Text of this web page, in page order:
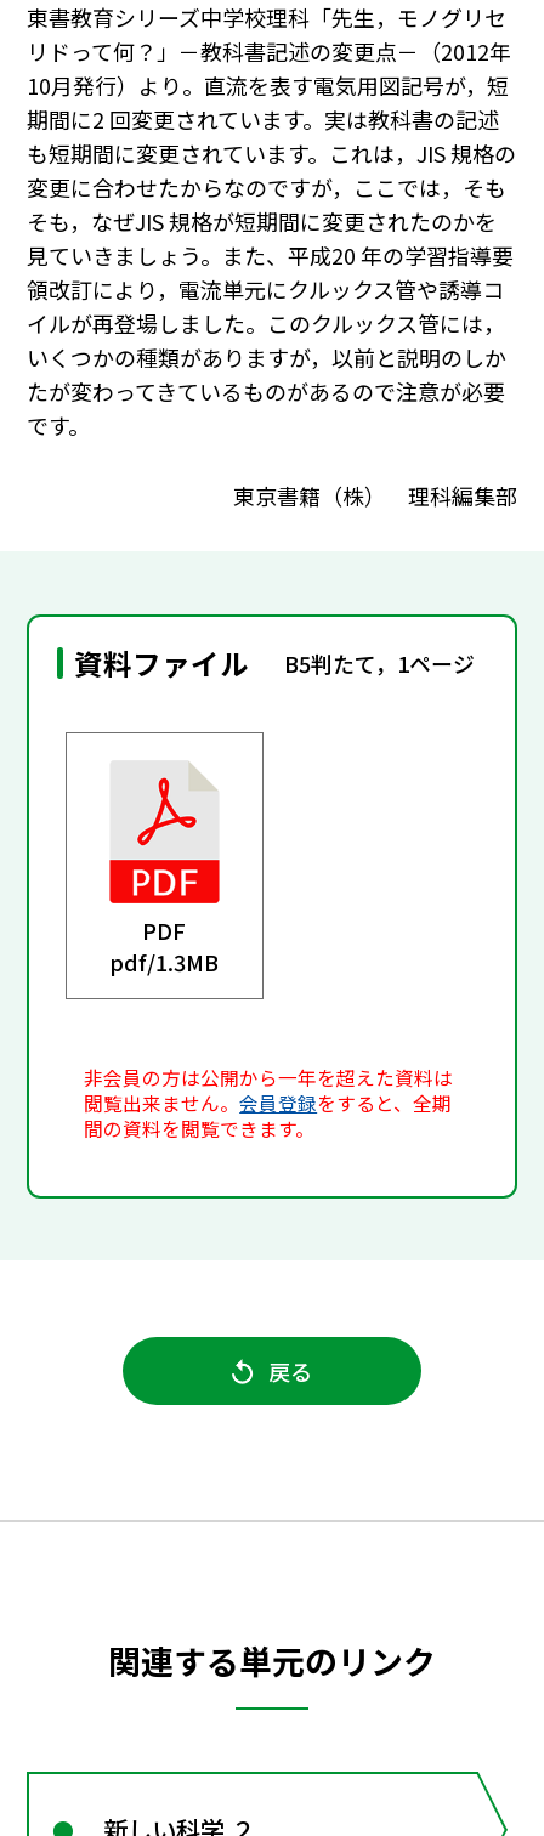
東書教育シリーズ中学校理科「先生，モノグリセ
リドって何？」－教科書記述の変更点－（2012年
10月発行）より。直流を表す電気用図記号が，短
期間に2 回変更されています。実は教科書の記述
も短期間に変更されています。これは，JIS 規格の
変更に合わせたからなのですが，ここでは，そも
そも，なぜJIS 規格が短期間に変更されたのかを
見ていきましょう。また、平成20 年の学習指導要
領改訂により，電流単元にクルックス管や誘導コ
イルが再登場しました。このクルックス管には，
いくつかの種類がありますが，以前と説明のしか
たが変わってきているものがあるので注意が必要
です。
東京書籍（株） 理科編集部
資料ファイル B5判たて，1ページ
PDF
pdf/1.3MB
非会員の方は公開から一年を超えた資料は
閲覧出来ません。会員登録をすると、全期
間の資料を閲覧できます。
戻る
関連する単元のリンク